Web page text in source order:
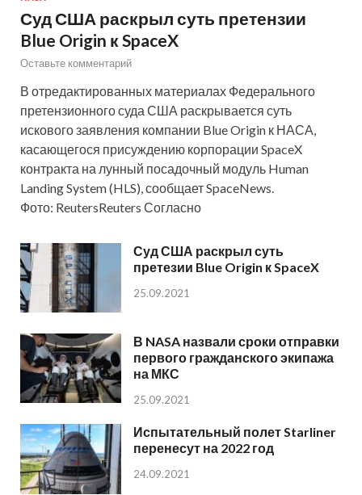
Суд США раскрыл суть претензии
Blue Origin к SpaceX
Оставьте комментарий
В отредактированных материалах Федерального
претензионного суда США раскрывается суть
искового заявления компании Blue Origin к НАСА,
касающегося присуждению корпорации SpaceX
контракта на лунный посадочный модуль Human
Landing System (HLS), сообщает SpaceNews.
Фото: ReutersReuters Согласно
Суд США раскрыл суть
претезии Blue Origin к SpaceX
25.09.2021
В NASA назвали сроки отправки
первого гражданского экипажа
на МКС
25.09.2021
Испытательный полет Starliner
перенесут на 2022 год
24.09.2021